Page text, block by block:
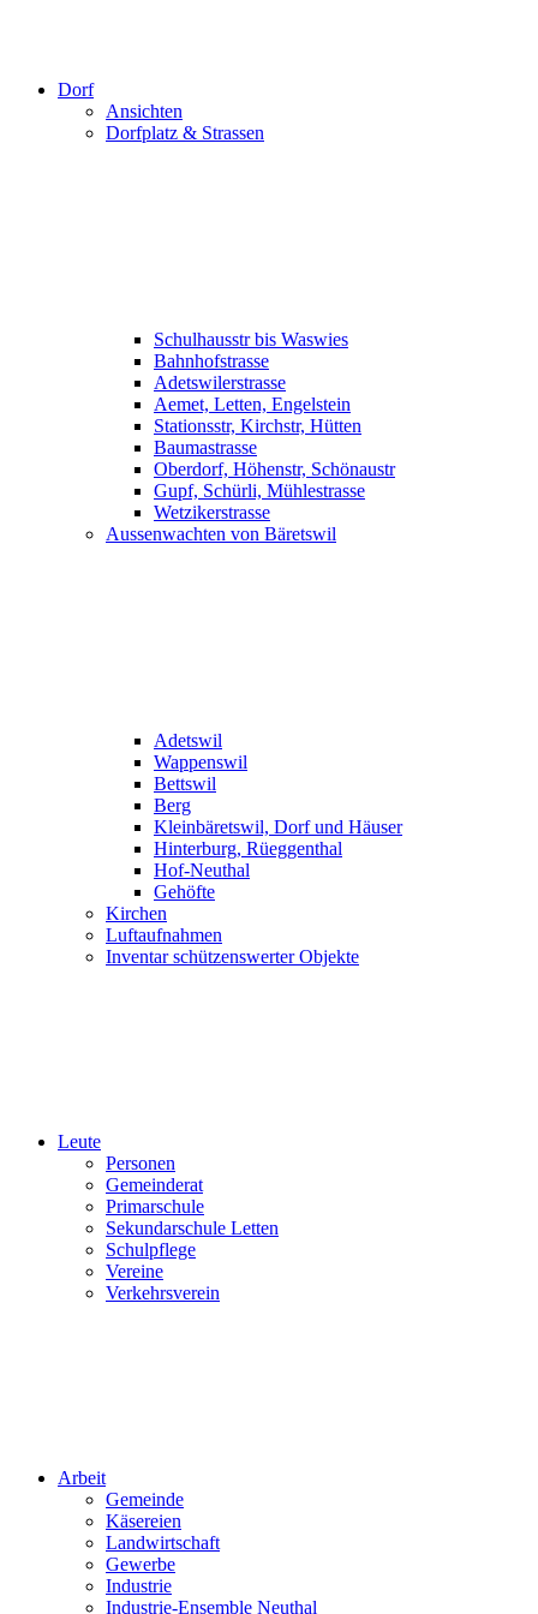
Dorf
Ansichten
Dorfplatz & Strassen
Schulhausstr bis Waswies
Bahnhofstrasse
Adetswilerstrasse
Aemet, Letten, Engelstein
Stationsstr, Kirchstr, Hütten
Baumastrasse
Oberdorf, Höhenstr, Schönaustr
Gupf, Schürli, Mühlestrasse
Wetzikerstrasse
Aussenwachten von Bäretswil
Adetswil
Wappenswil
Bettswil
Berg
Kleinbäretswil, Dorf und Häuser
Hinterburg, Rüeggenthal
Hof-Neuthal
Gehöfte
Kirchen
Luftaufnahmen
Inventar schützenswerter Objekte
Leute
Personen
Gemeinderat
Primarschule
Sekundarschule Letten
Schulpflege
Vereine
Verkehrsverein
Arbeit
Gemeinde
Käsereien
Landwirtschaft
Gewerbe
Industrie
Industrie-Ensemble Neuthal